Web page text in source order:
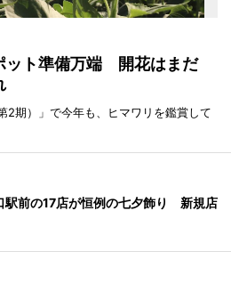
ット準備万端 開花はまだ
2期）」で今年も、ヒマワリを鑑賞して
駅前の17店が恒例の七夕飾り 新規店